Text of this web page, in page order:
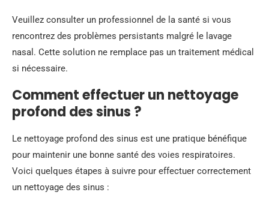
Veuillez consulter un professionnel de la santé si vous
rencontrez des problèmes persistants malgré le lavage
nasal. Cette solution ne remplace pas un traitement médical
si nécessaire.
Comment effectuer un nettoyage
profond des sinus ?
Le nettoyage profond des sinus est une pratique bénéfique
pour maintenir une bonne santé des voies respiratoires.
Voici quelques étapes à suivre pour effectuer correctement
un nettoyage des sinus :